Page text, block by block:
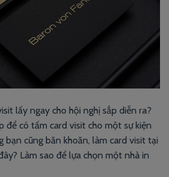
lấy ngay cho hội nghị sắp diễn ra?
để có tấm card visit cho một sự kiện
bạn cũng băn khoăn, làm card visit tại
Làm sao để lựa chọn một nhà in